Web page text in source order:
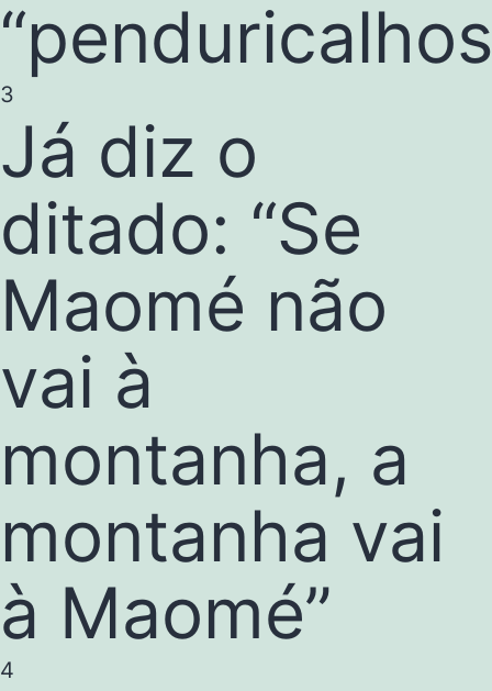
3
Já diz o
ditado: “Se
Maomé não
vai à
montanha, a
montanha vai
à Maomé”
4